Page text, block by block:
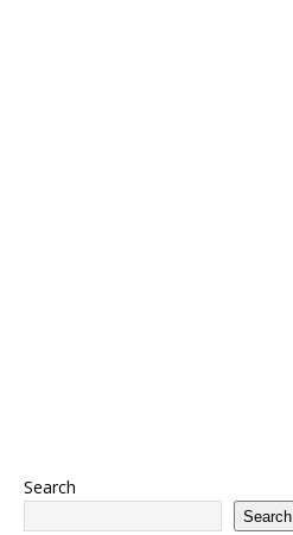
Search
Search